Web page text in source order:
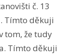
č. 13
Tímto děkuji
tom, že tudy
Tímto děkuji